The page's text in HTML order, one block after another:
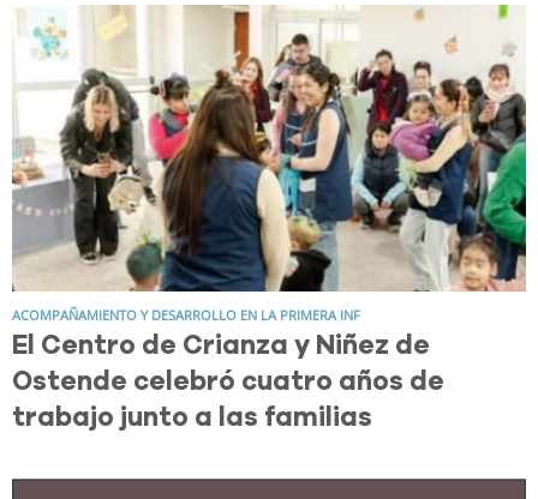
ACOMPAÑAMIENTO Y DESARROLLO EN LA PRIMERA INF
El Centro de Crianza y Niñez de
Ostende celebró cuatro años de
trabajo junto a las familias